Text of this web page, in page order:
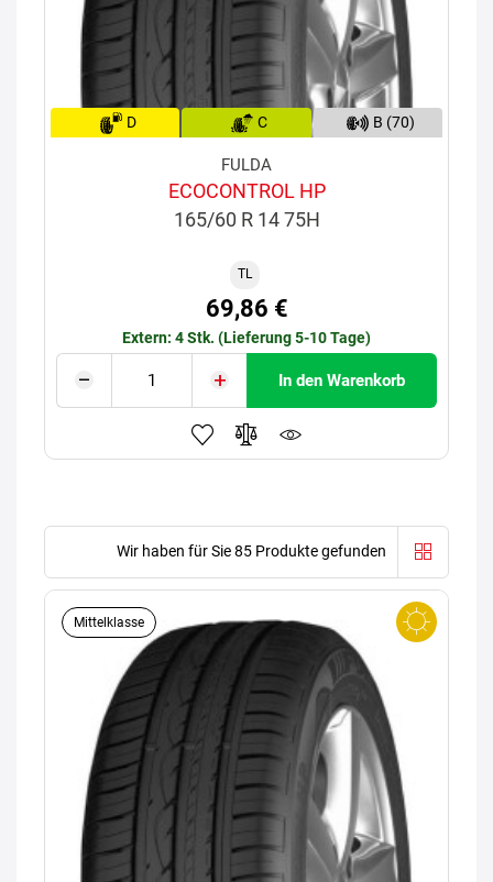
D C B (70)
FULDA
ECOCONTROL HP
165/60 R 14 75H
TL
69,86 €
Extern: 4 Stk. (Lieferung 5-10 Tage)
In den Warenkorb
Wir haben für Sie 85 Produkte gefunden
Mittelklasse